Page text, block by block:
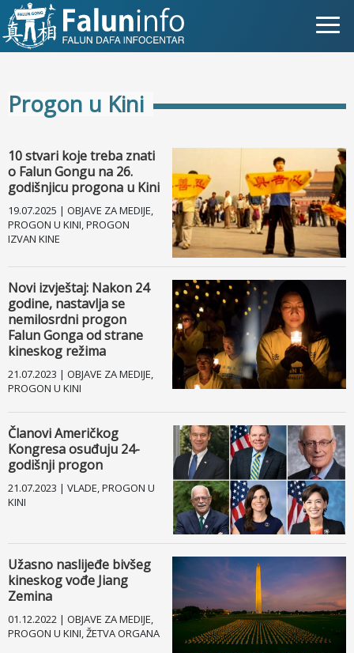
Zašto progon?
Objave za medije
Lična iskustva
Najnovije vijesti
Newsletter
Slike
TV
Kontakt
Drugi jezici
Progon u Kini
10 stvari koje treba znati
o Falun Gongu na 26.
godišnjicu progona u Kini
19.07.2025 | OBJAVE ZA MEDIJE,
PROGON U KINI, PROGON
IZVAN KINE
Novi izvještaj: Nakon 24
godine, nastavlja se
nemilosrdni progon
Falun Gonga od strane
kineskog režima
21.07.2023 | OBJAVE ZA MEDIJE,
PROGON U KINI
Članovi Američkog
Kongresa osuđuju 24-
godišnji progon
21.07.2023 | VLADE, PROGON U
KINI
Užasno naslijeđe bivšeg
kineskog vođe Jiang
Zemina
01.12.2022 | OBJAVE ZA MEDIJE,
PROGON U KINI, ŽETVA ORGANA